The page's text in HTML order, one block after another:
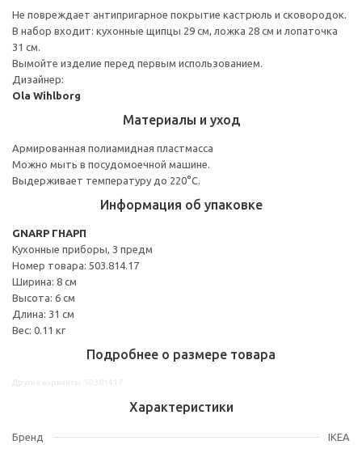
Не повреждает антипригарное покрытие кастрюль и сковородок.
В набор входит: кухонные щипцы 29 см, ложка 28 см и лопаточка
31 см.
Вымойте изделие перед первым использованием.
Дизайнер:
Ola Wihlborg
Материалы и уход
Армированная полиамидная пластмасса
Можно мыть в посудомоечной машине.
Выдерживает температуру до 220°C.
Информация об упаковке
GNARP ГНАРП
Кухонные приборы, 3 предм
Номер товара: 503.814.17
Ширина: 8 см
Высота: 6 см
Длина: 31 см
Вес: 0.11 кг
Подробнее о размере товара
Характеристики
Бренд
IKEA